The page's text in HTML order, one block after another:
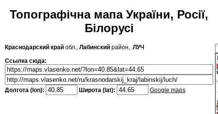
Топографічна мапа України, Росії,
Білорусі
Краснодарский край обл., Лабинский район, .ЛУЧ
Ссылка сюда:
Долгота (lon): Широта (lat): Google maps